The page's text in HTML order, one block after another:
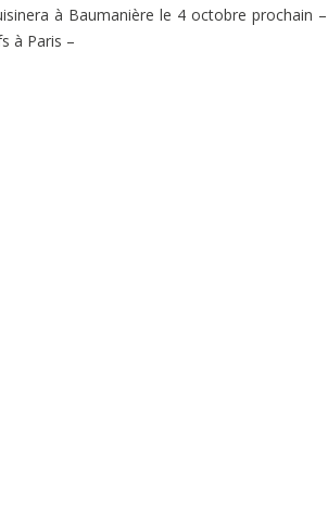
à Baumanière le 4 octobre prochain –
à Paris –